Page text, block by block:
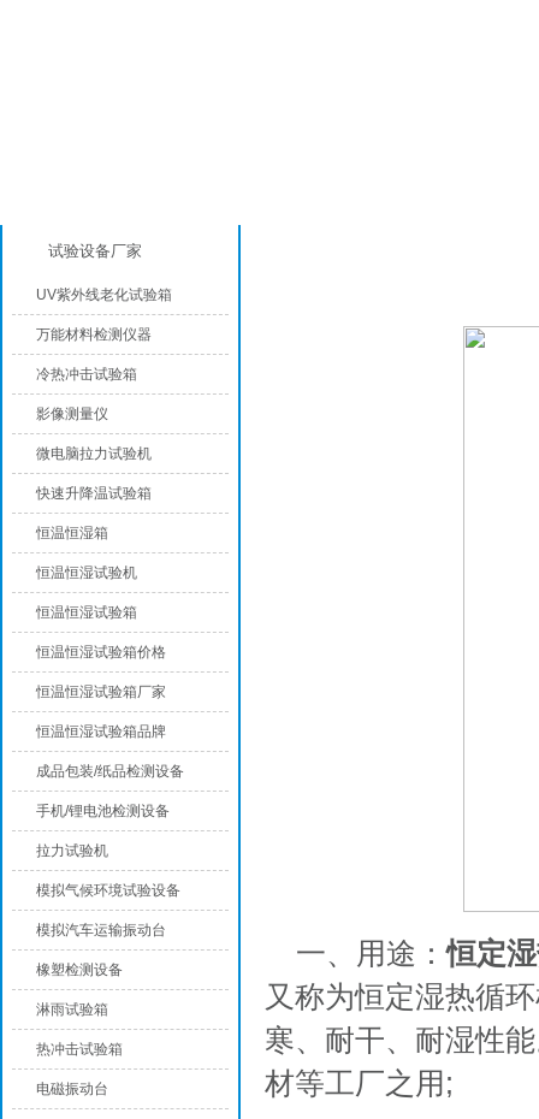
一、用途：恒定
又称为恒定湿热循
寒、耐干、耐湿性
材等工厂之用;
试验设备厂家
UV紫外线老化试验箱
万能材料检测仪器
冷热冲击试验箱
影像测量仪
微电脑拉力试验机
快速升降温试验箱
恒温恒湿箱
恒温恒湿试验机
恒温恒湿试验箱
恒温恒湿试验箱价格
恒温恒湿试验箱厂家
恒温恒湿试验箱品牌
成品包装/纸品检测设备
手机/锂电池检测设备
拉力试验机
模拟气候环境试验设备
模拟汽车运输振动台
橡塑检测设备
淋雨试验箱
热冲击试验箱
电磁振动台